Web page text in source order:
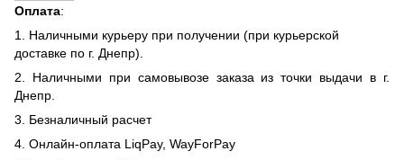
Оплата:
1. Наличными курьеру при получении (при курьерской
доставке по г. Днепр).
2. Наличными при самовывозе заказа из точки выдачи в г.
Днепр.
3. Безналичный расчет
4. Онлайн-оплата LiqPay, WayForPay